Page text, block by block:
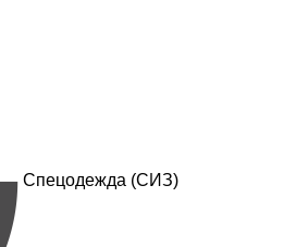
Спецодежда (СИЗ)